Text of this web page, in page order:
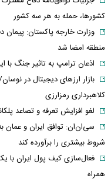
کشورها، حمله به هر سه کشور
وزارت خارجه پاکستان: پیمان
منطقه امضا شد
اذعان ترامپ به تاثیر جنگ با
کلاهبرداری رمزارزی
لغو افزایش تعرفه و تصاعد
سی‌ان‌ان: توافق ایران و عمان
شروط بیشتری را برآورده کند
فعال‌سازی کیف پول ایران با
همراه